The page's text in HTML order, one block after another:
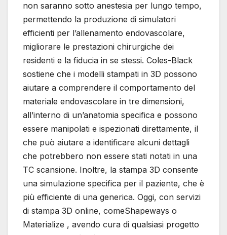
non saranno sotto anestesia per lungo tempo,
permettendo la produzione di simulatori
efficienti per l’allenamento endovascolare,
migliorare le prestazioni chirurgiche dei
residenti e la fiducia in se stessi. Coles-Black
sostiene che i modelli stampati in 3D possono
aiutare a comprendere il comportamento del
materiale endovascolare in tre dimensioni,
all’interno di un’anatomia specifica e possono
essere manipolati e ispezionati direttamente, il
che può aiutare a identificare alcuni dettagli
che potrebbero non essere stati notati in una
TC scansione. Inoltre, la stampa 3D consente
una simulazione specifica per il paziente, che è
più efficiente di una generica. Oggi, con servizi
di stampa 3D online, comeShapeways o
Materialize , avendo cura di qualsiasi progetto